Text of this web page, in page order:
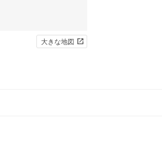
大きな地図